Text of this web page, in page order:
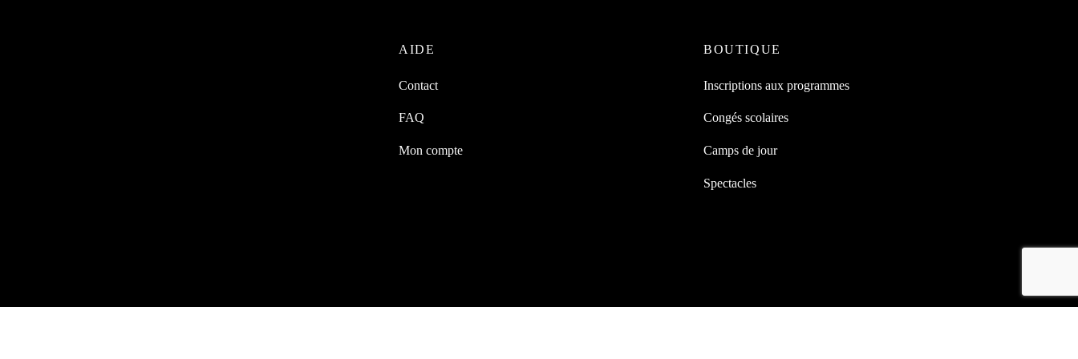
AIDE
Contact
FAQ
Mon compte
BOUTIQUE
Inscriptions aux programmes
Congés scolaires
Camps de jour
Spectacles